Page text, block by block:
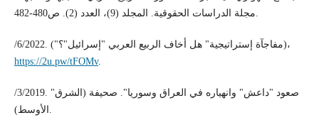
مجلة الدراسات الحقوقية. المجلد (9)، العدد (2). ص480-482.
/6/2022. ("مفاجآة إستراتيجية" هل أخاف الربيع العربي "إسرائيل"؟)،
https://2u.pw/tFOMv.
/3/2019. "صعود "داعش" وانهياره في العراق وسوريا". صحيفة (الشرق
الأوسط).